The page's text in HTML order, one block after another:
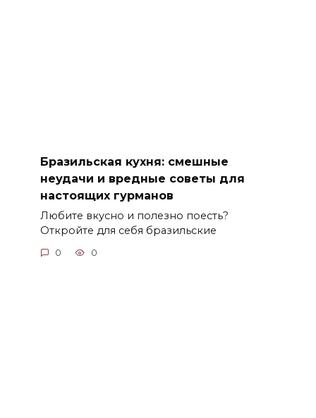
Бразильская кухня: смешные
неудачи и вредные советы для
настоящих гурманов
Любите вкусно и полезно поесть?
Откройте для себя бразильские
0 0